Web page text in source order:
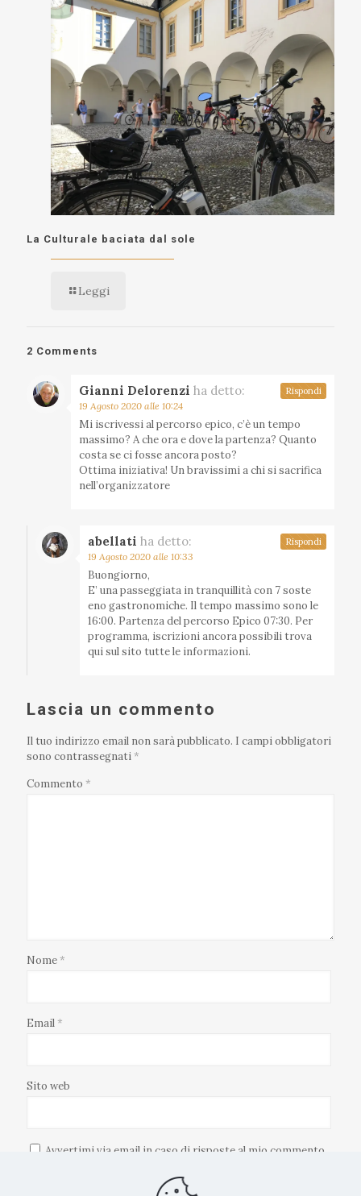
La Culturale baciata dal sole
Leggi
2 Comments
Gianni Delorenzi ha detto:
19 Agosto 2020 alle 10:24
Mi iscrivessi al percorso epico, c’è un tempo
massimo? A che ora e dove la partenza? Quanto
costa se ci fosse ancora posto?
Ottima iniziativa! Un bravissimi a chi si sacrifica
nell’organizzatore
Rispondi
abellati ha detto:
19 Agosto 2020 alle 10:33
Buongiorno,
E’ una passeggiata in tranquillità con 7 soste
eno gastronomiche. Il tempo massimo sono le
16:00. Partenza del percorso Epico 07:30. Per
programma, iscrizioni ancora possibili trova
qui sul sito tutte le informazioni.
Rispondi
Lascia un commento
Il tuo indirizzo email non sarà pubblicato. I campi obbligatori
sono contrassegnati *
Commento *
Nome *
Email *
Sito web
Avvertimi via email in caso di risposte al mio commento.
Avvertimi via email alla pubblicazione di un nuovo articolo.